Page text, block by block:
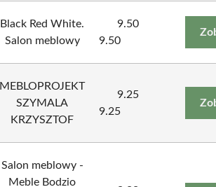
Black Red White.
Salon meblowy
9.50
9.50
MEBLOPROJEKT
SZYMALA
KRZYSZTOF
9.25
9.25
Salon meblowy -
Meble Bodzio